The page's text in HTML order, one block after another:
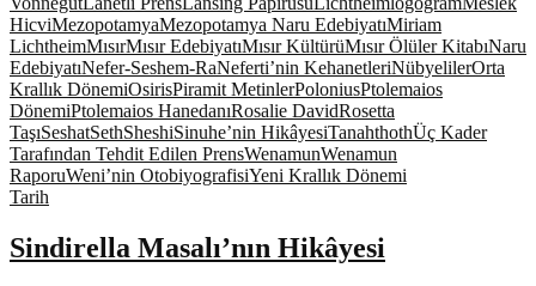
HicviMezopotamyaMezopotamya Naru EdebiyatıMiriam
LichtheimMısırMısır EdebiyatıMısır KültürüMısır Ölüler KitabıNaru
EdebiyatıNefer-Seshem-RaNeferti’nin KehanetleriNübyelilerOrta
Krallık DönemiOsirisPiramit MetinlerPoloniusPtolemaios
DönemiPtolemaios HanedanıRosalie DavidRosetta
TaşıSeshatSethSheshiSinuhe’nin HikâyesiTanahthothÜç Kader
Tarafından Tehdit Edilen PrensWenamunWenamun
RaporuWeni’nin OtobiyografisiYeni Krallık Dönemi
Tarih
Sindirella Masalı’nın Hikâyesi